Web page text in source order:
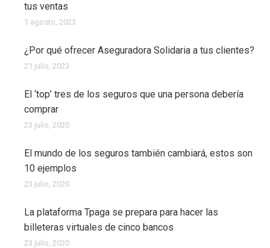
tus ventas
1 agosto, 2023
¿Por qué ofrecer Aseguradora Solidaria a tus clientes?
21 julio, 2023
El ‘top’ tres de los seguros que una persona debería
comprar
23 julio, 2020
El mundo de los seguros también cambiará, estos son
10 ejemplos
23 julio, 2020
La plataforma Tpaga se prepara para hacer las
billeteras virtuales de cinco bancos
23 julio, 2020